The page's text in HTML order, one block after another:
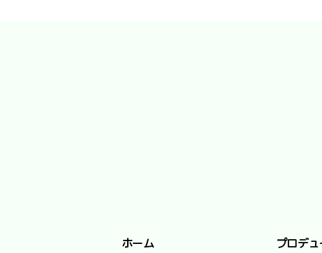
ホーム
プロデュ